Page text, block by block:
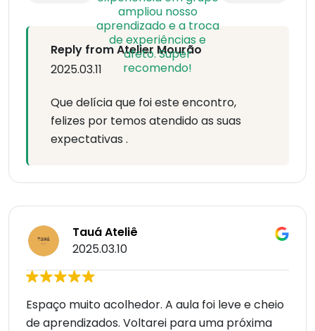
Reply from Atelier Mourão
2025.03.11
Que delícia que foi este encontro,
felizes por temos atendido as suas
expectativas .
Tauá Ateliê
2025.03.10
Espaço muito acolhedor. A aula foi leve e cheio
de aprendizados. Voltarei para uma próxima